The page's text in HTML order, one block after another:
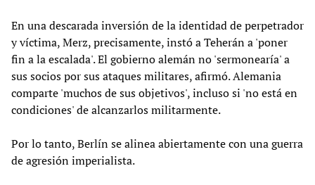
En una descarada inversión de la identidad de perpetrador
y víctima, Merz, precisamente, instó a Teherán a 'poner
fin a la escalada'. El gobierno alemán no 'sermonearía' a
sus socios por sus ataques militares, afirmó. Alemania
comparte 'muchos de sus objetivos', incluso si 'no está en
condiciones' de alcanzarlos militarmente.
Por lo tanto, Berlín se alinea abiertamente con una guerra
de agresión imperialista.